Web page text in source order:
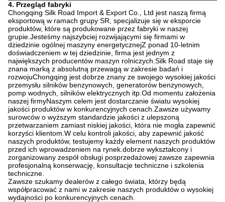
4. Przegląd fabryki
Chongqing Silk Road Import & Export Co., Ltd jest naszą firmą
eksportową w ramach grupy SR, specjalizuje się w eksporcie
produktów, które są produkowane przez fabryki w naszej
grupie.Jesteśmy najszybciej rozwijającymi się firmami w
dziedzinie ogólnej maszyny energetycznejZ ponad 10-letnim
doświadczeniem w tej dziedzinie, firma jest jednym z
największych producentów maszyn rolniczych.Silk Road staje się
znana marką z absolutną przewagą w zakresie badań i
rozwojuChongqing jest dobrze znany ze swojego wysokiej jakości
przemysłu silników benzynowych, generatorów benzynowych,
pomp wodnych, silników elektrycznych itp.Od momentu założenia
naszej firmyNaszym celem jest dostarczanie światu wysokiej
jakości produktów w konkurencyjnych cenach.Zawsze używamy
surowców o wyższym standardzie jakości z ulepszoną
przetwarzaniem zamiast niskiej jakości, która nie mogła zapewnić
korzyści klientom.W celu kontroli jakości, aby zapewnić jakość
naszych produktów, testujemy każdy element naszych produktów
przed ich wprowadzeniem na rynek.dobrze wykształcony i
zorganizowany zespół obsługi posprzedażowej zawsze zapewnia
profesjonalną konserwację, konsultacje techniczne i szkolenia
techniczne.
Zawsze szukamy dealerów z całego świata, którzy będą
współpracować z nami w zakresie naszych produktów o wysokiej
wydajności po konkurencyjnych cenach.